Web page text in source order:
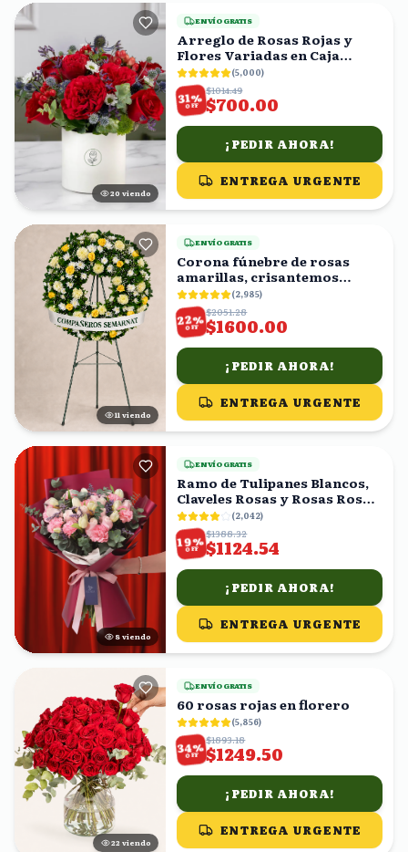
20 viendo
ENVÍO GRATIS
Arreglo de Rosas Rojas y
Flores Variadas en Caja
Blanca
(5,000)
31%
OFF
$1014.49
$700.00
¡PEDIR AHORA!
ENTREGA URGENTE
11 viendo
ENVÍO GRATIS
Corona fúnebre de rosas
amarillas, crisantemos
blancos y follaje
(2,985)
22%
OFF
$2051.28
$1600.00
¡PEDIR AHORA!
ENTREGA URGENTE
8 viendo
ENVÍO GRATIS
Ramo de Tulipanes Blancos,
Claveles Rosas y Rosas Rosas
con Eucalipto
(2,042)
19%
OFF
$1388.32
$1124.54
¡PEDIR AHORA!
ENTREGA URGENTE
22 viendo
ENVÍO GRATIS
60 rosas rojas en florero
(5,856)
34%
OFF
$1893.18
$1249.50
¡PEDIR AHORA!
ENTREGA URGENTE